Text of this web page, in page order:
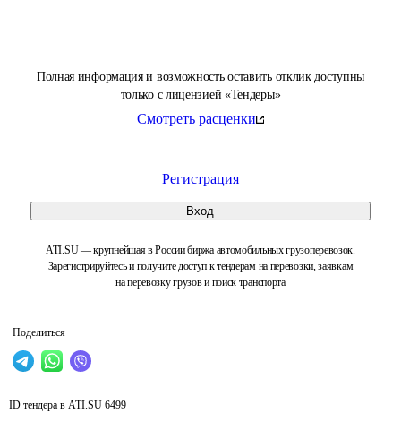
Полная информация и возможность оставить отклик доступны
только с лицензией «Тендеры»
Смотреть расценки
Регистрация
Вход
ATI.SU — крупнейшая в России биржа автомобильных грузоперевозок.
Зарегистрируйтесь и получите доступ к тендерам на перевозки, заявкам
на перевозку грузов и поиск транспорта
Поделиться
ID тендера в ATI.SU 6499